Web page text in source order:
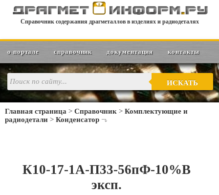
Справочник содержания драгметаллов в изделиях и радиодеталях
о портале справочник документация контакты
ИСКАТЬ
Главная страница > Справочник > Комплектующие и
радиодетали > Конденсатор
К10-17-1А-П33-56пФ-10%В
эксп.